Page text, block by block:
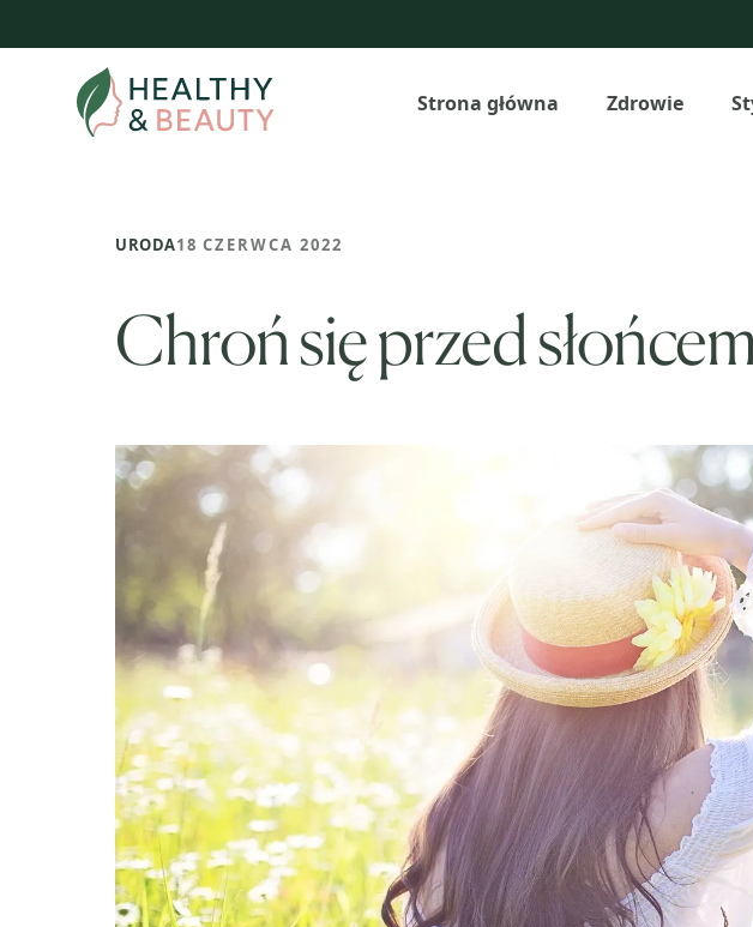
do
Strona główna Zdrowie
URODA18 CZERWCA 2022
Chroń się przed